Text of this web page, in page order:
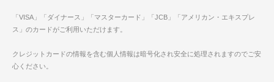
「VISA」「ダイナース」「マスターカード」「JCB」「アメリカン・エキスプレ
ス」のカードがご利用いただけます。
クレジットカードの情報を含む個人情報は暗号化され安全に処理されますのでご安
心ください。